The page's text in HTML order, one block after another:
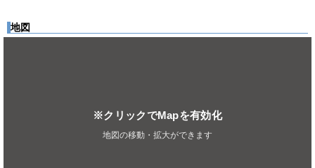
地図
※クリックでMapを有効化
地図の移動・拡大ができます